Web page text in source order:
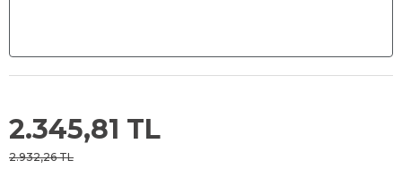
2.345,81 TL
2.932,26 TL